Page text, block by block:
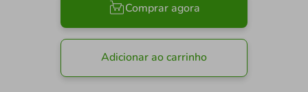
Comprar agora
Adicionar ao carrinho